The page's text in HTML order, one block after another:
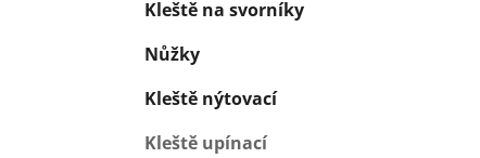
Kleště na svorníky
Nůžky
Kleště nýtovací
Kleště upínací